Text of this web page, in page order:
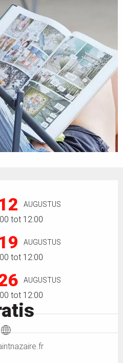
AUGUSTUS
tot 12:00
AUGUSTUS
tot 12:00
AUGUSTUS
tot 12:00